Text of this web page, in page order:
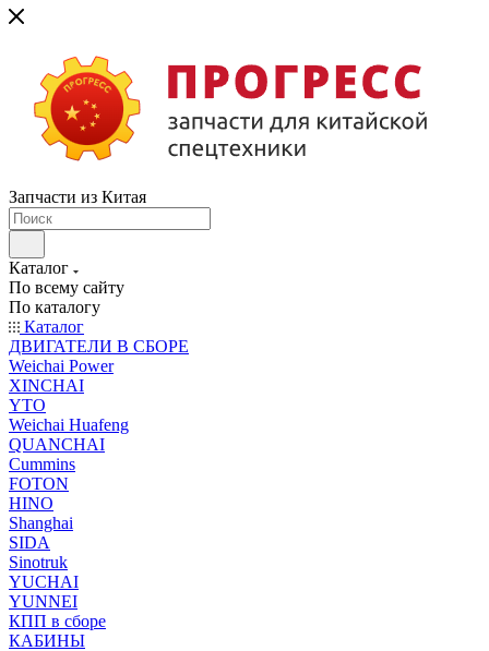
Запчасти из Китая
Каталог
По всему сайту
По каталогу
Каталог
ДВИГАТЕЛИ В СБОРЕ
Weichai Power
XINCHAI
YTO
Weichai Huafeng
QUANCHAI
Cummins
FOTON
HINO
Shanghai
SIDA
Sinotruk
YUCHAI
YUNNEI
КПП в сборе
КАБИНЫ